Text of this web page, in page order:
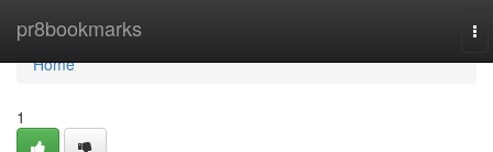
pr8bookmarks
Home
Home
1